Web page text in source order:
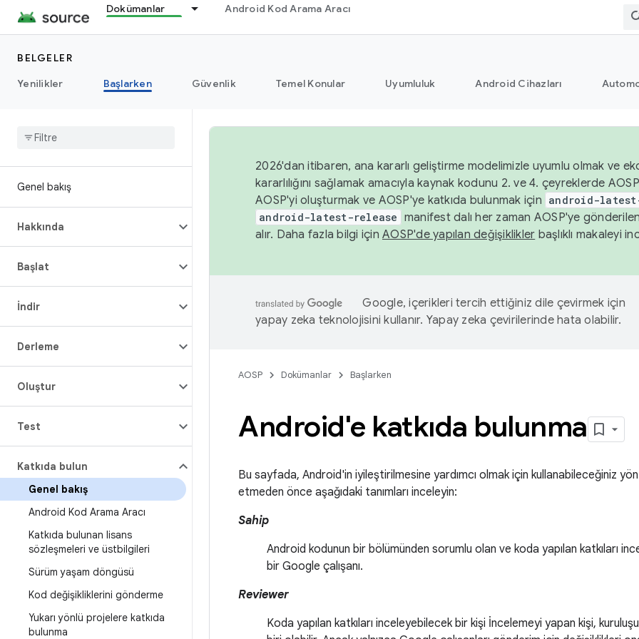
Dokümanlar Android Kod Arama Aracı
BELGELER
Yenilikler
Başlarken Güvenlik Temel Konular Uyumluluk Android Cihazları
Genel bakış
Hakkında
Başlat
İndir
Derleme
Oluştur
Test
Katkıda bulun
Genel bakış
Android Kod Arama Aracı
Katkıda bulunan lisans
sözleşmeleri ve üstbilgileri
Sürüm yaşam döngüsü
Kod değişikliklerini gönderme
Yukarı yönlü projelere katkıda
bulunma
2026'dan itibaren, ana kararlı geliştirme modelimizle uyumlu olmak ve
kararlılığını sağlamak amacıyla kaynak kodunu 2. ve 4. çeyreklerde
AOSP'yi oluşturmak ve AOSP'ye katkıda bulunmak için android-
android-latest-release manifest dalı her zaman AOSP'ye
alır. Daha fazla bilgi için AOSP'de yapılan değişiklikler başlıklı makaleyi
Google, içerikleri tercih ettiğiniz dile çevirmek için
yapay zeka teknolojisini kullanır. Yapay zeka çevirilerinde hata olabilir.
AOSP Dokümanlar Başlarken
Android'e katkıda bulunma
Bu sayfada, Android'in iyileştirilmesine yardımcı olmak için kullanabileceğiniz
etmeden önce aşağıdaki tanımları inceleyin:
Sahip
Android kodunun bir bölümünden sorumlu olan ve koda yapılan katkıları
bir Google çalışanı.
Reviewer
Koda yapılan katkıları inceleyebilecek bir kişi İncelemeyi yapan kişi,